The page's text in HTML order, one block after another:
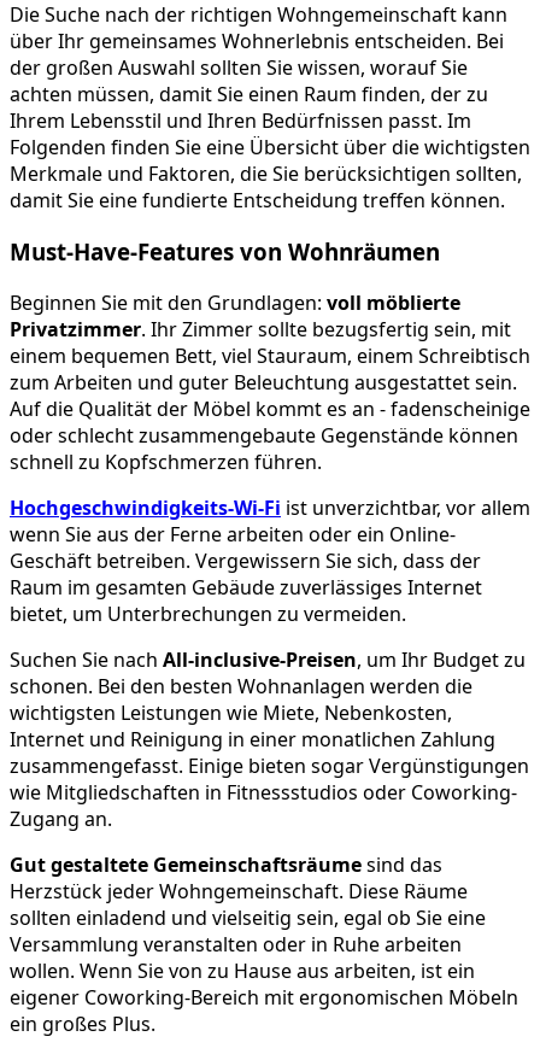
Die Suche nach der richtigen Wohngemeinschaft kann
über Ihr gemeinsames Wohnerlebnis entscheiden. Bei
der großen Auswahl sollten Sie wissen, worauf Sie
achten müssen, damit Sie einen Raum finden, der zu
Ihrem Lebensstil und Ihren Bedürfnissen passt. Im
Folgenden finden Sie eine Übersicht über die wichtigsten
Merkmale und Faktoren, die Sie berücksichtigen sollten,
damit Sie eine fundierte Entscheidung treffen können.
Must-Have-Features von Wohnräumen
Beginnen Sie mit den Grundlagen: voll möblierte
Privatzimmer. Ihr Zimmer sollte bezugsfertig sein, mit
einem bequemen Bett, viel Stauraum, einem Schreibtisch
zum Arbeiten und guter Beleuchtung ausgestattet sein.
Auf die Qualität der Möbel kommt es an - fadenscheinige
oder schlecht zusammengebaute Gegenstände können
schnell zu Kopfschmerzen führen.
Hochgeschwindigkeits-Wi-Fi ist unverzichtbar, vor allem
wenn Sie aus der Ferne arbeiten oder ein Online-
Geschäft betreiben. Vergewissern Sie sich, dass der
Raum im gesamten Gebäude zuverlässiges Internet
bietet, um Unterbrechungen zu vermeiden.
Suchen Sie nach All-inclusive-Preisen, um Ihr Budget zu
schonen. Bei den besten Wohnanlagen werden die
wichtigsten Leistungen wie Miete, Nebenkosten,
Internet und Reinigung in einer monatlichen Zahlung
zusammengefasst. Einige bieten sogar Vergünstigungen
wie Mitgliedschaften in Fitnessstudios oder Coworking-
Zugang an.
Gut gestaltete Gemeinschaftsräumesind das
Herzstück jeder Wohngemeinschaft. Diese Räume
sollten einladend und vielseitig sein, egal ob Sie eine
Versammlung veranstalten oder in Ruhe arbeiten
wollen. Wenn Sie von zu Hause aus arbeiten, ist ein
eigener Coworking-Bereich mit ergonomischen Möbeln
ein großes Plus.